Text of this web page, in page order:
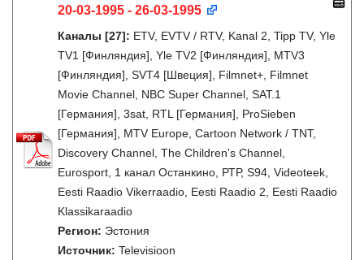
20-03-1995 - 26-03-1995
Каналы [27]: ETV, EVTV / RTV, Kanal 2, Tipp TV, Yle
TV1 [Финляндия], Yle TV2 [Финляндия], MTV3
[Финляндия], SVT4 [Швеция], Filmnet+, Filmnet
Movie Channel, NBC Super Channel, SAT.1
[Германия], 3sat, RTL [Германия], ProSieben
[Германия], MTV Europe, Cartoon Network / TNT,
Discovery Channel, The Children's Channel,
Eurosport, 1 канал Останкино, РТР, S94, Videoteek,
Eesti Raadio Vikerraadio, Eesti Raadio 2, Eesti Raadio
Klassikaraadio
Регион: Эстония
Источник: Televisioon